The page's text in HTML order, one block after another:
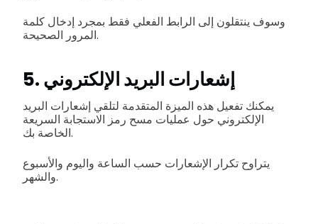
وسوف ينتقلون إلى الرابط الفعلي فقط بمجرد إدخال كلمة
المرور الصحيحة.
5. إشعارات البريد الإلكتروني
يمكنك تفعيل هذه الميزة المتقدمة لتلقي إشعارات البريد
الإلكتروني حول عمليات مسح رمز الاستجابة السريعة
الخاصة بك.
يتراوح تكرار الإشعارات حسب الساعة واليوم والأسبوع
والشهر.